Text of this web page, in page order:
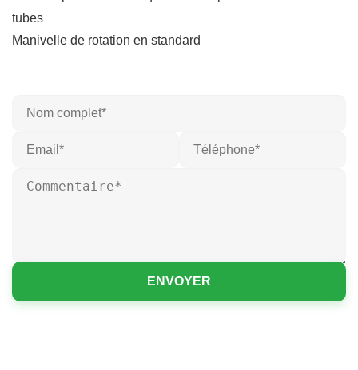
tubes
Manivelle de rotation en standard
ENVOYER